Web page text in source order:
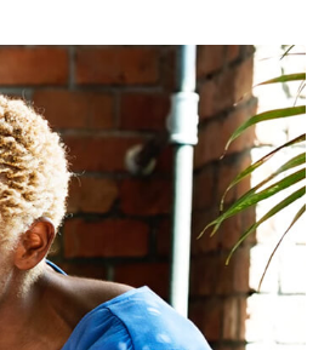
Cloud Manager